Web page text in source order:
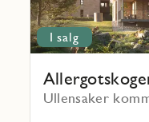
I salg
Ullensaker